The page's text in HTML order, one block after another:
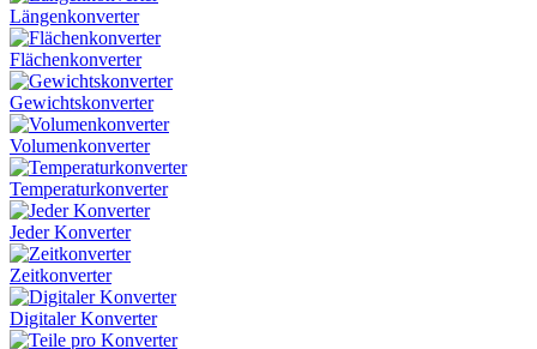
Längenkonverter
Flächenkonverter
Gewichtskonverter
Volumenkonverter
Temperaturkonverter
Jeder Konverter
Zeitkonverter
Digitaler Konverter